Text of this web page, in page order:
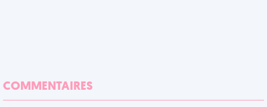
COMMENTAIRES